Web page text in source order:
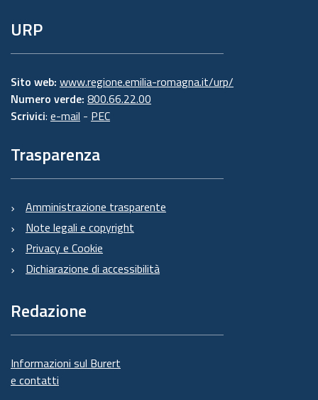
URP
Sito web: www.regione.emilia-romagna.it/urp/
Numero verde: 800.66.22.00
Scrivici: e-mail - PEC
Trasparenza
Amministrazione trasparente
Note legali e copyright
Privacy e Cookie
Dichiarazione di accessibilità
Redazione
Informazioni sul Burert
e contatti